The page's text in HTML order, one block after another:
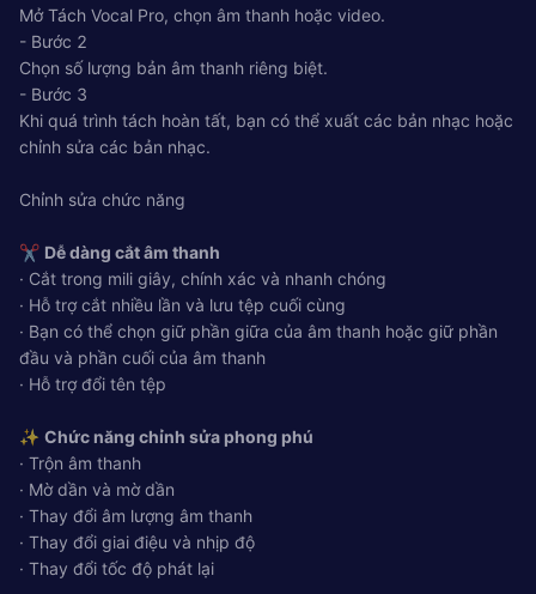
Mở Tách Vocal Pro, chọn âm thanh hoặc video.
- Bước 2
Chọn số lượng bản âm thanh riêng biệt.
- Bước 3
Khi quá trình tách hoàn tất, bạn có thể xuất các bản nhạc hoặc
chỉnh sửa các bản nhạc.
Chỉnh sửa chức năng
✂️ Dễ dàng cắt âm thanh
· Cắt trong mili giây, chính xác và nhanh chóng
· Hỗ trợ cắt nhiều lần và lưu tệp cuối cùng
· Bạn có thể chọn giữ phần giữa của âm thanh hoặc giữ phần
đầu và phần cuối của âm thanh
· Hỗ trợ đổi tên tệp
✨ Chức năng chỉnh sửa phong phú
· Trộn âm thanh
· Mờ dần và mờ dần
· Thay đổi âm lượng âm thanh
· Thay đổi giai điệu và nhịp độ
· Thay đổi tốc độ phát lại